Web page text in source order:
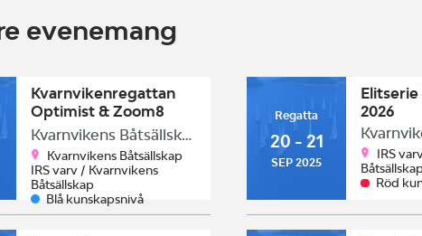
evenemang
Kvarnvikenregattan
Optimist & Zoom8
2025
Kvarnvikens Båtsällskap
Kvarnvikens Båtsällskap
IRS varv / Kvarnvikens
Båtsällskap
Blå kunskapsnivå
Regatta
20 - 21
SEP 2025
Elitserie
2026
IRS
Röd